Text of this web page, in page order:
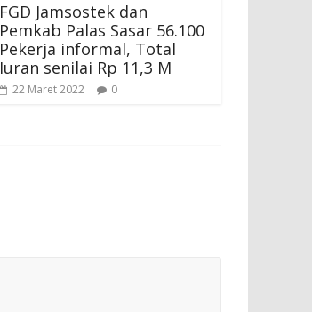
FGD Jamsostek dan
Pemkab Palas Sasar 56.100
Pekerja informal, Total
Iuran senilai Rp 11,3 M
22 Maret 2022 0